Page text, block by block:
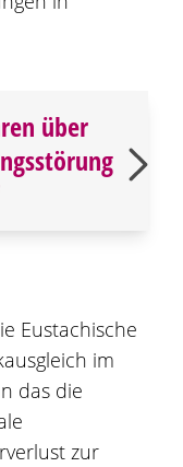
über
Eustachische
im
das die
zur